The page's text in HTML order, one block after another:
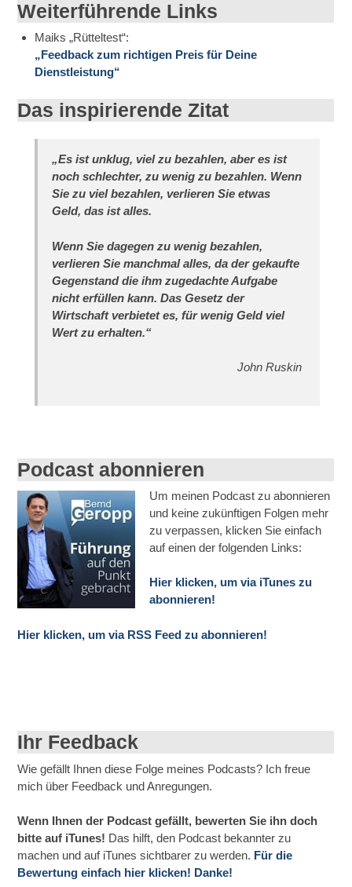
Weiterführende Links
Maiks „Rütteltest“:
„Feedback zum richtigen Preis für Deine
Dienstleistung“
Das inspirierende Zitat
„Es ist unklug, viel zu bezahlen, aber es ist
noch schlechter, zu wenig zu bezahlen. Wenn
Sie zu viel bezahlen, verlieren Sie etwas
Geld, das ist alles.
Wenn Sie dagegen zu wenig bezahlen,
verlieren Sie manchmal alles, da der gekaufte
Gegenstand die ihm zugedachte Aufgabe
nicht erfüllen kann. Das Gesetz der
Wirtschaft verbietet es, für wenig Geld viel
Wert zu erhalten.“
John Ruskin
Podcast abonnieren
Um meinen Podcast zu abonnieren
und keine zukünftigen Folgen mehr
zu verpassen, klicken Sie einfach
auf einen der folgenden Links:
Hier klicken, um via iTunes zu
abonnieren!
Hier klicken, um via RSS Feed zu abonnieren!
Ihr Feedback
Wie gefällt Ihnen diese Folge meines Podcasts? Ich freue
mich über Feedback und Anregungen.
Wenn Ihnen der Podcast gefällt, bewerten Sie ihn doch
bitte auf iTunes! Das hilft, den Podcast bekannter zu
machen und auf iTunes sichtbarer zu werden. Für die
Bewertung einfach hier klicken! Danke!